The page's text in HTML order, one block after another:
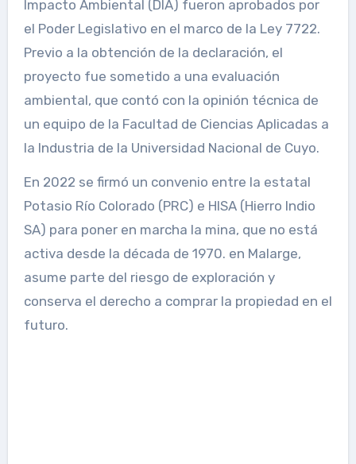
Impacto Ambiental (DIA) fueron aprobados por
el Poder Legislativo en el marco de la Ley 7722.
Previo a la obtención de la declaración, el
proyecto fue sometido a una evaluación
ambiental, que contó con la opinión técnica de
un equipo de la Facultad de Ciencias Aplicadas a
la Industria de la Universidad Nacional de Cuyo.
En 2022 se firmó un convenio entre la estatal
Potasio Río Colorado (PRC) e HISA (Hierro Indio
SA) para poner en marcha la mina, que no está
activa desde la década de 1970. en Malarge,
asume parte del riesgo de exploración y
conserva el derecho a comprar la propiedad en el
futuro.